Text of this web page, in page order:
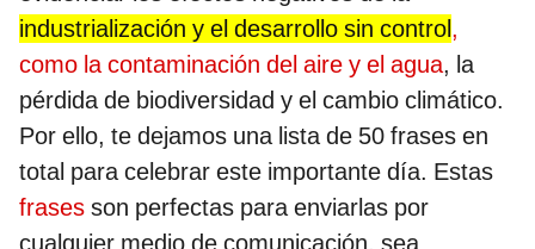
industrialización y el desarrollo sin control,
como la contaminación del aire y el agua, la
pérdida de biodiversidad y el cambio climático.
Por ello, te dejamos una lista de 50 frases en
total para celebrar este importante día. Estas
frases son perfectas para enviarlas por
cualquier medio de comunicación, sea